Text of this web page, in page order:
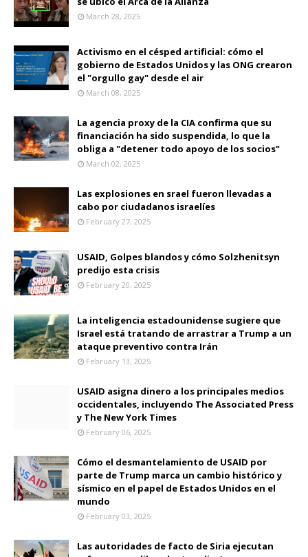
March 28, 2025
Activismo en el césped artificial: cómo el
gobierno de Estados Unidos y las ONG crearon
el "orgullo gay" desde el air
March 08, 2025
La agencia proxy de la CIA confirma que su
financiación ha sido suspendida, lo que la
obliga a "detener todo apoyo de los socios"
March 02, 2025
Las explosiones en srael fueron llevadas a
cabo por ciudadanos israelíes
February 27, 2025
USAID, Golpes blandos y cómo Solzhenitsyn
predijo esta crisis
February 20, 2025
La inteligencia estadounidense sugiere que
Israel está tratando de arrastrar a Trump a un
ataque preventivo contra Irán
February 13, 2025
USAID asigna dinero a los principales medios
occidentales, incluyendo The Associated Press
y The New York Times
February 06, 2025
Cómo el desmantelamiento de USAID por
parte de Trump marca un cambio histórico y
sísmico en el papel de Estados Unidos en el
mundo
February 03, 2025
Las autoridades de facto de Siria ejecutan